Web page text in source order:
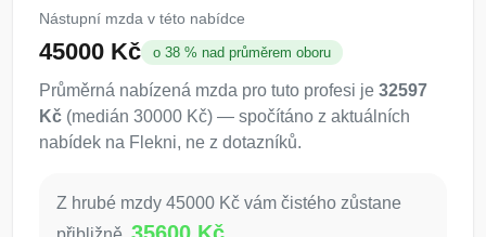
Nástupní mzda v této nabídce
45000 Kč o 38 % nad průměrem oboru
Průměrná nabízená mzda pro tuto profesi je 32597
Kč (medián 30000 Kč) — spočítáno z aktuálních
nabídek na Flekni, ne z dotazníků.
Z hrubé mzdy 45000 Kč vám čistého zůstane